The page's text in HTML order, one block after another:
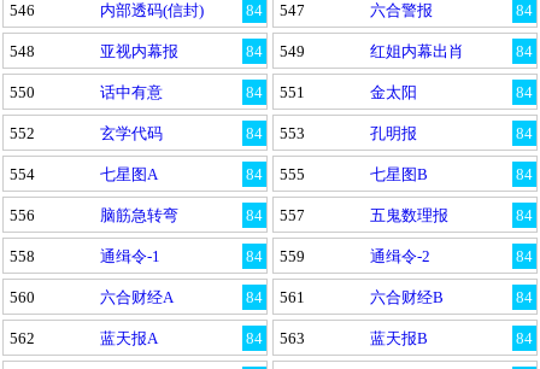
84
546 内部透码(信封) 84
547 六合警报
84
548 亚视内幕报 84
549 红姐内幕出肖
84
550 话中有意 84
551 金太阳
84
552 玄学代码 84
553 孔明报
84
554 七星图A 84
555 七星图B
84
556 脑筋急转弯 84
557 五鬼数理报
84
558 通缉令-1 84
559 通缉令-2
84
560 六合财经A 84
561 六合财经B
84
562 蓝天报A 84
563 蓝天报B